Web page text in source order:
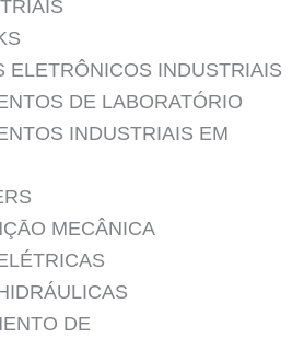
ELETRÔNICOS INDUSTRIAIS
DE LABORATÓRIO
INDUSTRIAIS EM
MECÂNICA
DE